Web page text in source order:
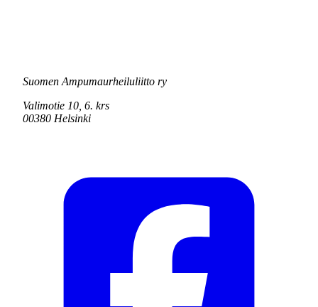
Suomen Ampumaurheiluliitto ry
Valimotie 10, 6. krs
00380 Helsinki